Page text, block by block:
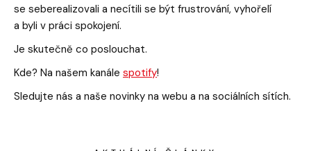
se seberealizovali a necítili se být frustrování, vyhořelí
a byli v práci spokojení.
Je skutečně co poslouchat.
Kde? Na našem kanále spotify!
Sledujte nás a naše novinky na webu a na sociálních sítích.